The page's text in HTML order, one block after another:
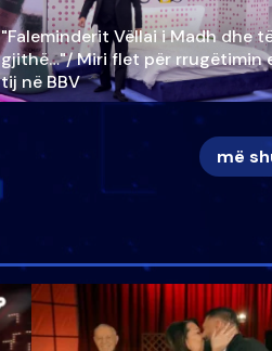
"Faleminderit Vëllai i Madh dhe
gjithë…"/ Miri flet për rrugëtimin
tij në BBV
më